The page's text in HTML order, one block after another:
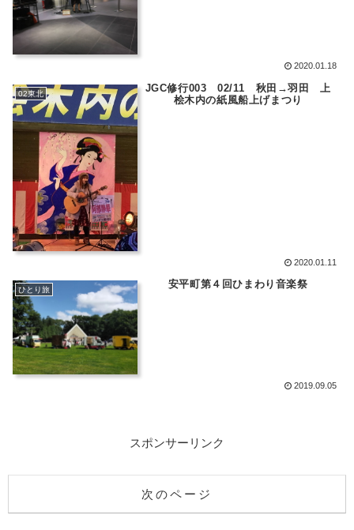
2020.01.18
02東北
JGC修行003 02/11 秋田→羽田 上
桧木内の紙風船上げまつり
2020.01.11
ひとり旅 安平町第４回ひまわり音楽祭
2019.09.05
スポンサーリンク
次のページ